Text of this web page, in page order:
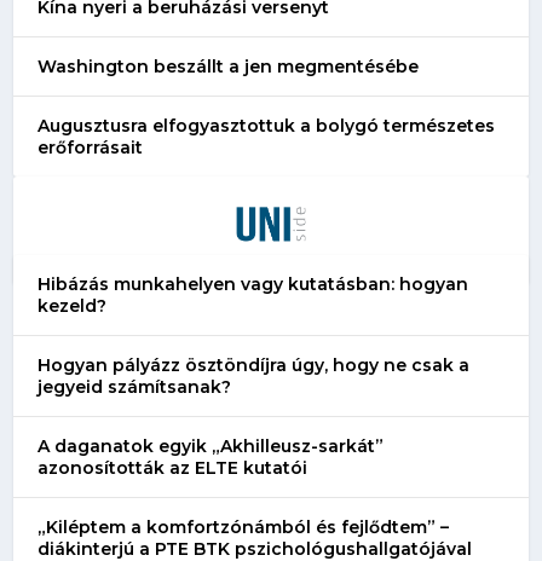
Kína nyeri a beruházási versenyt
Washington beszállt a jen megmentésébe
Augusztusra elfogyasztottuk a bolygó természetes
erőforrásait
Hibázás munkahelyen vagy kutatásban: hogyan
kezeld?
Hogyan pályázz ösztöndíjra úgy, hogy ne csak a
jegyeid számítsanak?
A daganatok egyik „Akhilleusz-sarkát”
azonosították az ELTE kutatói
„Kiléptem a komfortzónámból és fejlődtem” –
diákinterjú a PTE BTK pszichológushallgatójával